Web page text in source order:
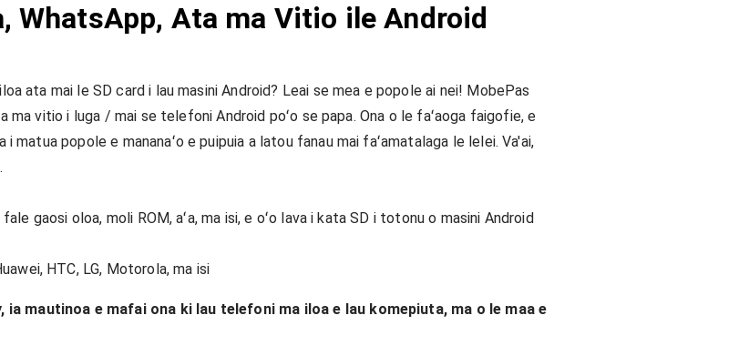
WhatsApp, Ata ma Vitio ile Android
ata mai le SD card i lau masini Android? Leai se mea e popole ai nei! MobePas
vitio i luga / mai se telefoni Android poʻo se papa. Ona o le faʻaoga faigofie, e
popole e mananaʻo e puipuia a latou fanau mai faʻamatalaga le lelei. Va'ai,
gaosi oloa, moli ROM, aʻa, ma isi, e oʻo lava i kata SD i totonu o masini Android
HTC, LG, Motorola, ma isi
ia mautinoa e mafai ona ki lau telefoni ma iloa e lau komepiuta, ma o le maa e